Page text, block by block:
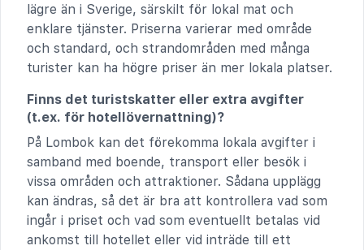
lägre än i Sverige, särskilt för lokal mat och
enklare tjänster. Priserna varierar med område
och standard, och strandområden med många
turister kan ha högre priser än mer lokala platser.
Finns det turistskatter eller extra avgifter
(t.ex. för hotellövernattning)?
På Lombok kan det förekomma lokala avgifter i
samband med boende, transport eller besök i
vissa områden och attraktioner. Sådana upplägg
kan ändras, så det är bra att kontrollera vad som
ingår i priset och vad som eventuellt betalas vid
ankomst till hotellet eller vid inträde till ett